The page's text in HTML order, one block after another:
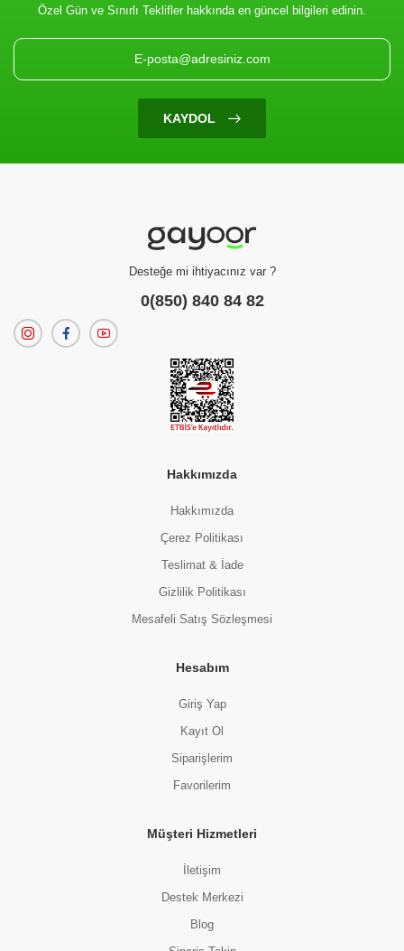
Filtrenize Uygun
Ürün Bulunamadı
Özel Gün ve Sınırlı Teklifler hakkında en güncel bilgileri edinin.
KAYDOL
Desteğe mi ihtiyacınız var ?
0(850) 840 84 82
Hakkımızda
Hakkımızda
Çerez Politikası
Teslimat & İade
Gizlilik Politikası
Mesafeli Satış Sözleşmesi
Hesabım
Giriş Yap
Kayıt Ol
Siparişlerim
Favorilerim
Müşteri Hizmetleri
İletişim
Destek Merkezi
Blog